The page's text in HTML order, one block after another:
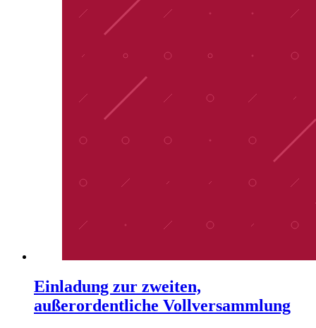
Einladung zur zweiten,
außerordentliche Vollversammlung